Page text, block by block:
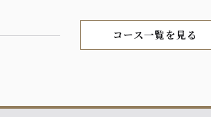
コース一覧を見る